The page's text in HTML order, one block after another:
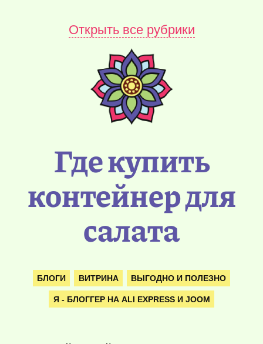
Открыть все рубрики
Где купить
контейнер для
салата
БЛОГИ ВИТРИНА ВЫГОДНО И ПОЛЕЗНО
Я - БЛОГГЕР НА ALI EXPRESS И JOOM